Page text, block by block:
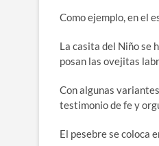
Como ejemplo, en el
La casita del Niño se
posan las ovejitas
Con algunas
testimonio de fe y
El pesebre se coloca